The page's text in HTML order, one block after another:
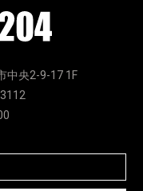
中央2-9-17 1F